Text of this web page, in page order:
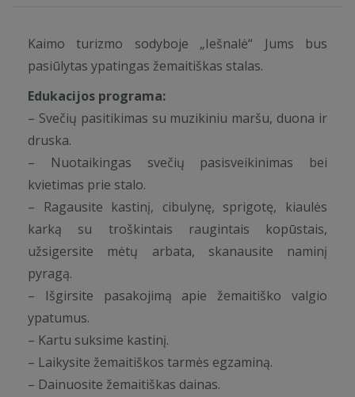
Kaimo turizmo sodyboje „Iešnalė“ Jums bus
pasiūlytas ypatingas žemaitiškas stalas.
Edukacijos programa:
– Svečių pasitikimas su muzikiniu maršu, duona ir
druska.
– Nuotaikingas svečių pasisveikinimas bei
kvietimas prie stalo.
– Ragausite kastinį, cibulynę, sprigotę, kiaulės
karką su troškintais raugintais kopūstais,
užsigersite mėtų arbata, skanausite naminį
pyragą.
– Išgirsite pasakojimą apie žemaitiško valgio
ypatumus.
– Kartu suksime kastinį.
– Laikysite žemaitiškos tarmės egzaminą.
– Dainuosite žemaitiškas dainas.